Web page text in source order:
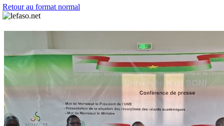
Retour au format normal